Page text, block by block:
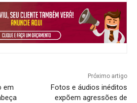
em
Próximo artigo
Fotos e áudios inéditos
expõem agressões de